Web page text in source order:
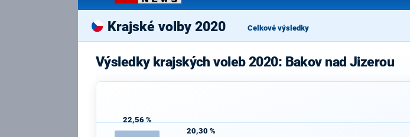
Pořady
Krajské volby 2020 Celkové výsledky
Výsledky krajských voleb 2020: Bakov nad Jizerou
22,56 %
20,30 %